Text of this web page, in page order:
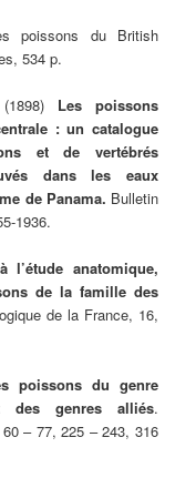
poissons du British
534 p.
Les poissons
: un catalogue
et de vertébrés
dans les eaux
de Panama. Bulletin
1936.
l’étude anatomique,
de la famille des
de la France, 16,
poissons du genre
des genres alliés.
– 77, 225 – 243, 316